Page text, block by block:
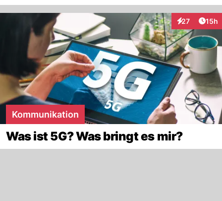
27
Interaktionen
15h
Kommunikation
Was ist 5G? Was bringt es mir?